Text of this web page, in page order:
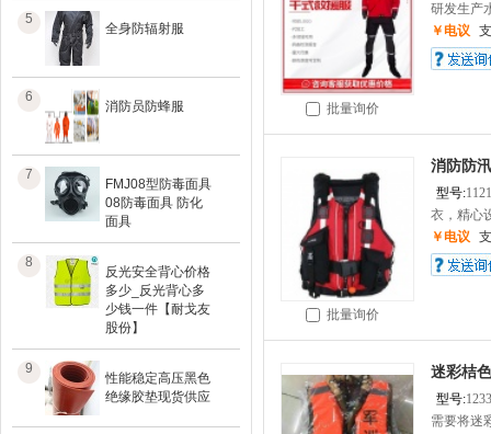
5
全身防辐射服
6
消防员防蜂服
7
FMJ08型防毒面具
08防毒面具 防化
面具
8
反光安全背心价格
多少_反光背心多
少钱一件【耐戈友
股份】
9
性能稳定高压黑色
绝缘胶垫现货供应
批量询价
研发生产
￥电议
批量询价
消防防
型号:1121
衣，精心
￥电议
迷彩桔
型号:1233
需要将迷